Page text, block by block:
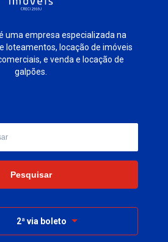
uma empresa especializada na
loteamentos, locação de imóveis
e venda e locação de
galpões.
2ª via boleto